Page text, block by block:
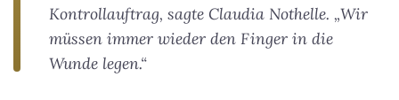
Kontrollauftrag, sagte Claudia Nothelle. „Wir
müssen immer wieder den Finger in die
Wunde legen.“